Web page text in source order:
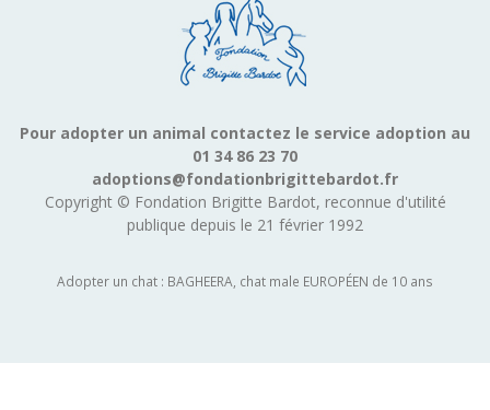
Pour adopter un animal contactez le service adoption au
01 34 86 23 70
adoptions@fondationbrigittebardot.fr
Copyright © Fondation Brigitte Bardot, reconnue d'utilité
publique depuis le 21 février 1992
Adopter un chat : BAGHEERA, chat male EUROPÉEN de 10 ans